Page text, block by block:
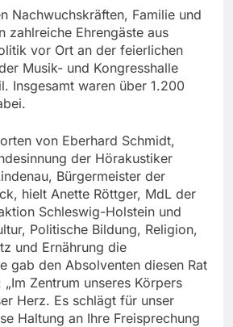
Nachwuchskräften, Familie und
zahlreiche Ehrengäste aus
vor Ort an der feierlichen
Musik- und Kongresshalle
Insgesamt waren über 1.200
von Eberhard Schmidt,
der Hörakustiker
Bürgermeister der
hielt Anette Röttger, MdL der
Schleswig-Holstein und
Politische Bildung, Religion,
und Ernährung die
gab den Absolventen diesen Rat
Zentrum unseres Körpers
Herz. Es schlägt für unser
Haltung an Ihre Freisprechung